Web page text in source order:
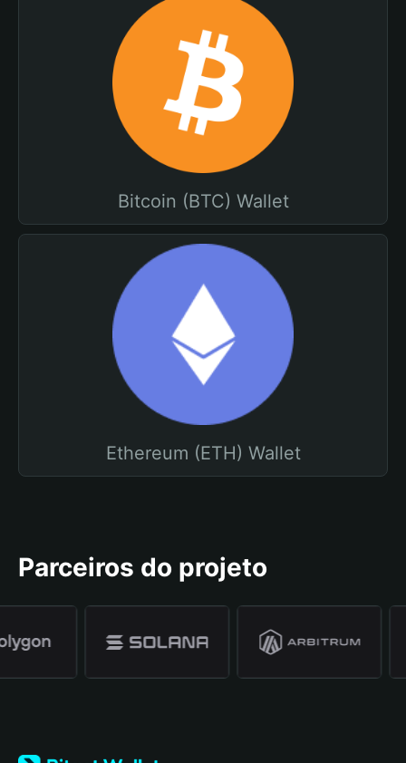
Bitcoin (BTC) Wallet
Ethereum (ETH) Wallet
Parceiros do projeto